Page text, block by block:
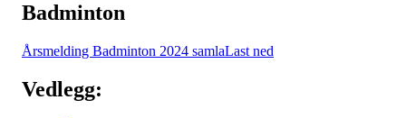
Badminton
Årsmelding Badminton 2024 samlaLast ned
Vedlegg: